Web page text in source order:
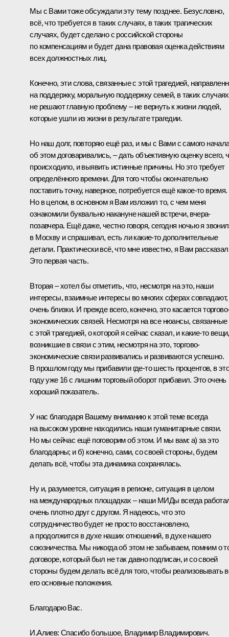
Мы с Вами тоже обсуждали эту тему позднее. Безусловно,
всё, что требуется в таких случаях, в таких трагических
случаях, будет сделано с российской стороны
по компенсациям и будет дана правовая оценка действиям
всех должностных лиц.
Конечно, эти слова, связанные с этой трагедией,
на поддержку, моральную поддержку семей, в таких случаях
не решают главную проблему – не вернуть к жизни людей,
которые ушли из жизни в результате трагедии.
Но наш долг, повторяю ещё раз, и мы с Вами с самого
об этом договаривались, – дать объективную оценку всего,
происходило, и выявить истинные причины. Но это требует
определённого времени. Для того чтобы окончательно
поставить точку, наверное, потребуется ещё какое-то время.
Но в целом, в основном я Вам изложил то, с чем меня
ознакомили буквально накануне нашей встречи, вчера-
позавчера. Ещё даже, честно говоря, сегодня ночью я звонил
в Москву и спрашивал, есть ли какие-то дополнительные
детали. Практически всё, что мне известно, я Вам
Это первая часть.
Вторая – хотел бы отметить, что, несмотря на это, наши
интересы, взаимные интересы во многих сферах совпадают,
очень близки. И прежде всего, конечно, это касается
экономических связей. Несмотря на все нюансы, связанные
с этой трагедией, о которой я сейчас сказал, и какие-то вещи,
возникшие в связи с этим, несмотря на это, торгово-
экономические связи развивались и развиваются успешно.
В прошлом году мы прибавили где-то шесть процентов, в
году уже 16 с лишним торговый оборот прибавил. Это очень
хороший показатель.
У нас благодаря Вашему вниманию к этой теме всегда
на высоком уровне находились наши гуманитарные связи.
Но мы сейчас ещё поговорим об этом. И мы вам: а) за это
благодарны; и б) конечно, сами, со своей стороны, будем
делать всё, чтобы эта динамика сохранялась.
Ну и, разумеется, ситуация в регионе, ситуация в целом
на международных площадках – наши МИДы всегда
очень плотно друг с другом. Я надеюсь, что это
сотрудничество будет не просто восстановлено,
а продолжится в духе наших отношений, в духе нашего
союзничества. Мы никогда об этом не забываем, помним о
договоре, который был не так давно подписан, и со своей
стороны будем делать всё для того, чтобы реализовывать
его основные положения.
Благодарю Вас.
И.Алиев:Спасибо большое, Владимир Владимирович.